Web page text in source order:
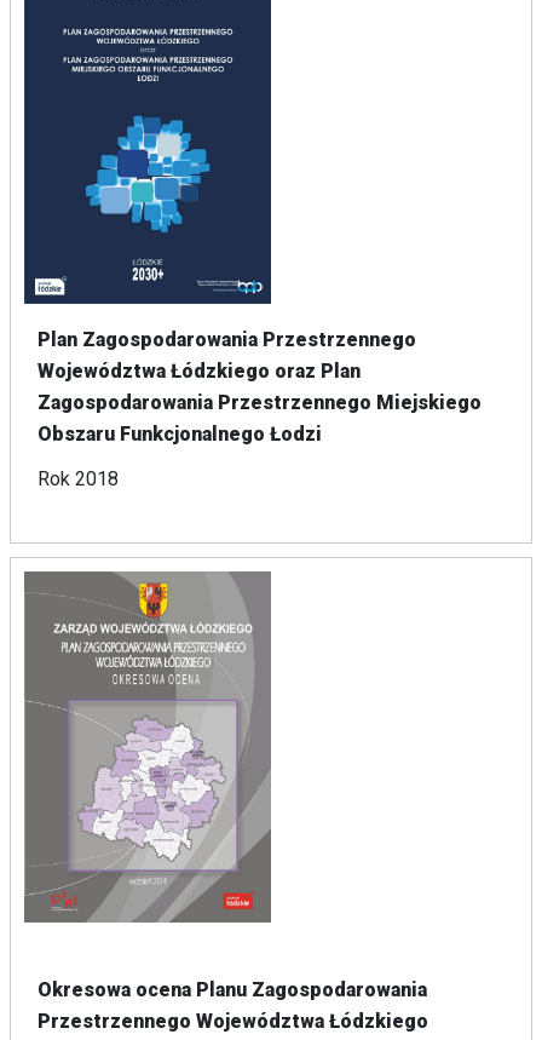
Plan Zagospodarowania Przestrzennego
Województwa Łódzkiego oraz Plan
Zagospodarowania Przestrzennego Miejskiego
Obszaru Funkcjonalnego Łodzi
Rok 2018
Okresowa ocena Planu Zagospodarowania
Przestrzennego Województwa Łódzkiego